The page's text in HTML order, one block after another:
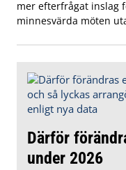
mer efterfrågat inslag
minnesvärda möten
Därför
under 2026